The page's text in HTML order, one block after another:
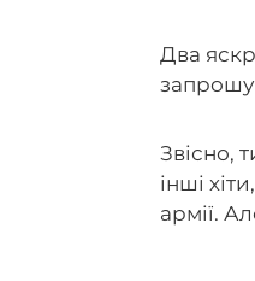
Два
Звісно,
інші
армії.